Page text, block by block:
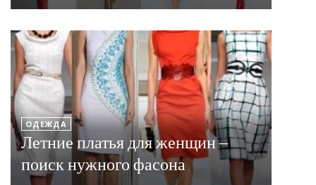
ОДЕЖДА
Летние платья для женщин –
поиск нужного фасона